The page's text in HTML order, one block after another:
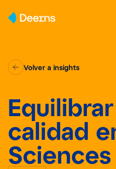
Volver a insights
calidad
Sciences